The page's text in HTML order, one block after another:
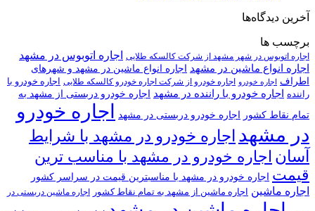
آخرین دیدگاه‌ها
برچسب ها
اجاره اتوبوس در شهر مشهد از شرکت کالسکه طلایی اجاره اتوبوس در مشهد
اجاره انواع ماشین در مشهد اجاره انواع ماشین در مشهد و شهرهای
اطراف
اجاره خودرو اجاره خودرو از شرکت اجاره خودرو کالسکه طلایی
اجاره خودرو با
راننده
اجاره خودرو با راننده در مشهد
اجاره خودرو دربستی از مشهد به
تمام نقاط کشور
اجاره خودرو دربستی در مشهد
اجاره خودرو
در مشهد اجاره خودرو در مشهد با شرایط
آسان اجاره خودرو در مشهد با مناسب ترین
قیمت
اجاره خودرو در مشهد با مناسبترین قیمت در سراسر کشور
اجاره ماشین اجاره ماشین از مشهد به تمام نقاط کشور اجاره ماشین دربستی در